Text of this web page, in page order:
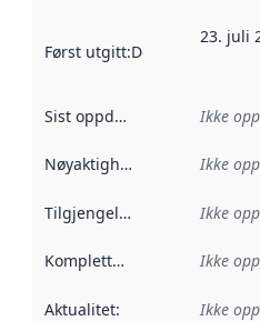
Først utgitt:Denne datoen
23. juli
Sist oppdatert Ikke
Nøyaktighet Ikke
Tilgjengelighet Ikke
Kompletthet Ikke
Aktualitet: Ikke